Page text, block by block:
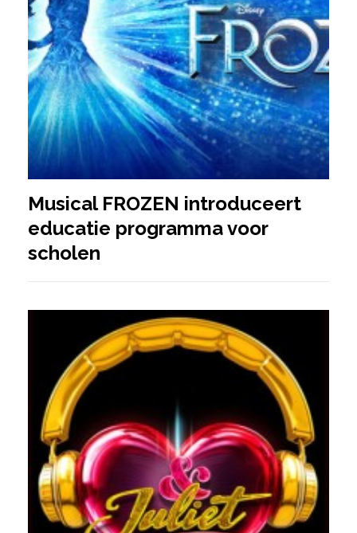
Musical FROZEN introduceert
educatie programma voor
scholen